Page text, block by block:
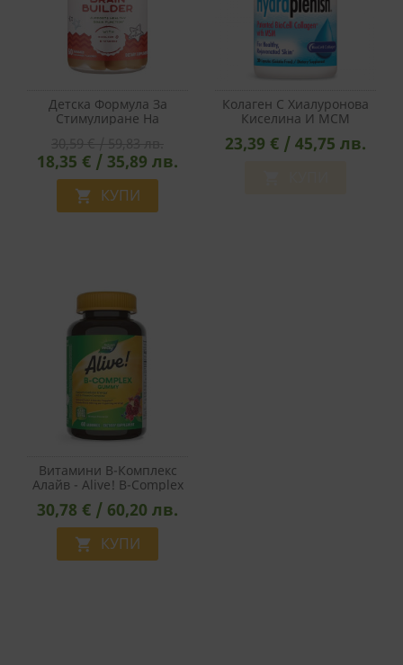
Детска Формула За
Стимулиране На
Желирани Таблетки
18,35 € / 35,89 лв.
 КУПИ
Колаген С Хиалуронова
Киселина И МСМ
Hydraplenish/
Хидраплениш - Красива
23,39 € / 45,75 лв.
Витамини В-Комплекс
Алайв - Alive! B-Complex
Gummies, 60 Желирани
Таблетки
30,78 € / 60,20 лв.
 КУПИ